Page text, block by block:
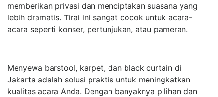
memberikan privasi dan menciptakan suasana yang
lebih dramatis. Tirai ini sangat cocok untuk acara-
acara seperti konser, pertunjukan, atau pameran.
Menyewa barstool, karpet, dan black curtain di
Jakarta adalah solusi praktis untuk meningkatkan
kualitas acara Anda. Dengan banyaknya pilihan dan